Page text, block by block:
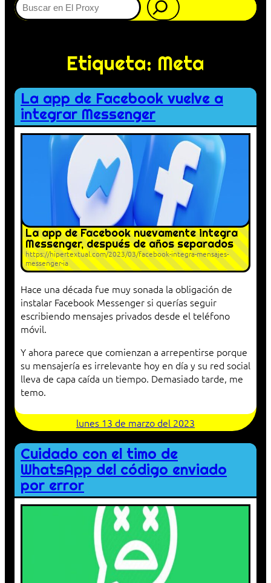
Etiqueta: Meta
La app de Facebook vuelve a
integrar Messenger
La app de Facebook nuevamente integra
Messenger, después de años separados
https://hipertextual.com/2023/03/facebook-integra-mensajes-
messenger-ia
Hace una década fue muy sonada la obligación de
instalar Facebook Messenger si querías seguir
escribiendo mensajes privados desde el teléfono
móvil.
Y ahora parece que comienzan a arrepentirse porque
su mensajería es irrelevante hoy en día y su red social
lleva de capa caída un tiempo. Demasiado tarde, me
temo.
lunes 13 de marzo del 2023
Cuidado con el timo de
WhatsApp del código enviado
por error